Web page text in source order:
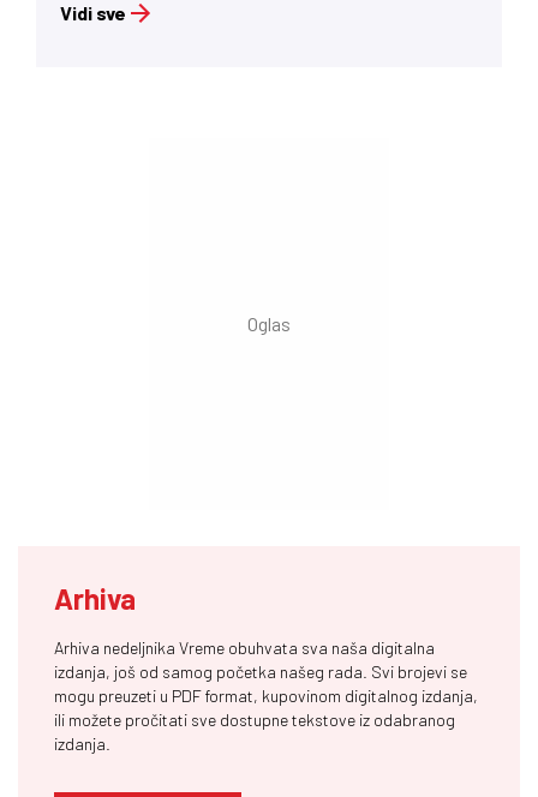
Vidi sve
Arhiva
Arhiva nedeljnika Vreme obuhvata sva naša digitalna
izdanja, još od samog početka našeg rada. Svi brojevi se
mogu preuzeti u PDF format, kupovinom digitalnog izdanja,
ili možete pročitati sve dostupne tekstove iz odabranog
izdanja.